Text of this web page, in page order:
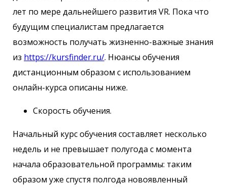
лет по мере дальнейшего развития VR. Пока что
будущим специалистам предлагается
возможность получать жизненно-важные знания
из https://kursfinder.ru/. Нюансы обучения
дистанционным образом с использованием
онлайн-курса описаны ниже.
Скорость обучения.
Начальный курс обучения составляет несколько
недель и не превышает полугода с момента
начала образовательной программы: таким
образом уже спустя полгода новоявленный